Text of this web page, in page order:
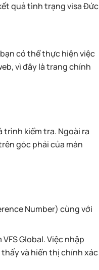
quả tình trạng visa Đức
có thể thực hiện việc
vì đây là trang chính
trình kiểm tra. Ngoài ra
góc phải của màn
Number) cùng với
Global. Việc nhập
và hiển thị chính xác